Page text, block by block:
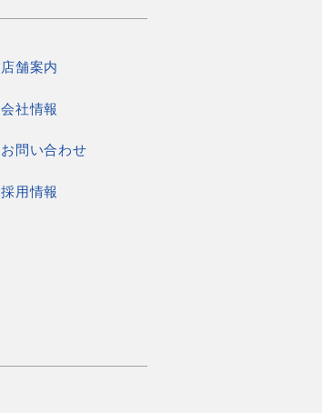
店舗案内
会社情報
お問い合わせ
採用情報